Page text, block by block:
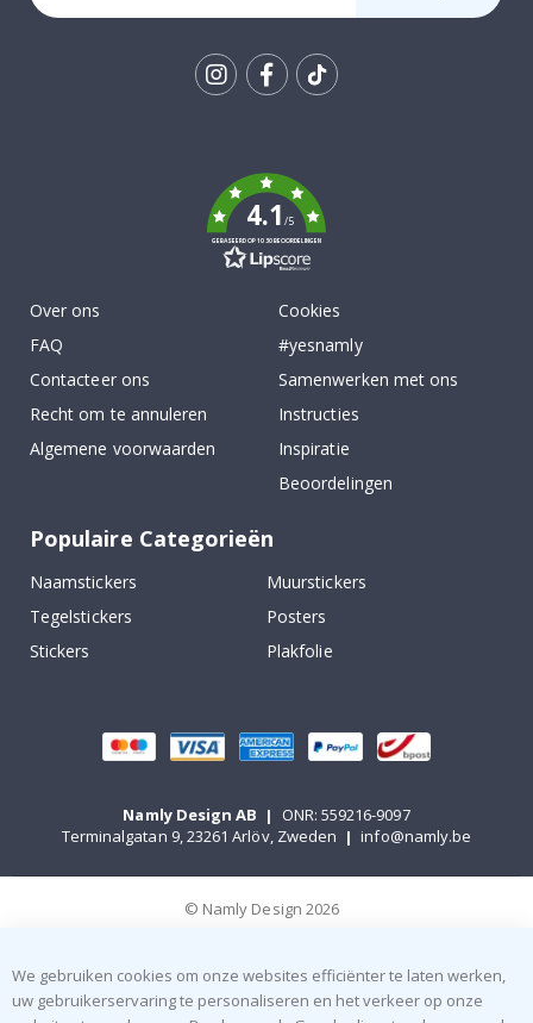
4.1/5
GEBASEERD OP 1030 BEOORDELINGEN
Over ons
FAQ
Contacteer ons
Recht om te annuleren
Algemene voorwaarden
Cookies
#yesnamly
Samenwerken met ons
Instructies
Inspiratie
Beoordelingen
Populaire Categorieën
Naamstickers
Muurstickers
Tegelstickers
Posters
Stickers
Plakfolie
Namly Design AB |
ONR: 559216-9097
Terminalgatan 9, 23261 Arlöv, Zweden | info@namly.be
© Namly Design 2026
We gebruiken cookies om onze websites efficiënter te laten werken,
uw gebruikerservaring te personaliseren en het verkeer op onze